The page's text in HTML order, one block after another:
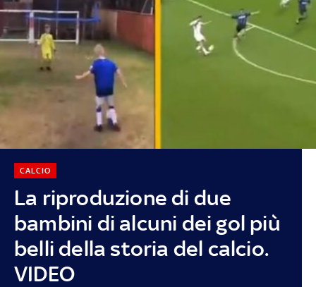
La riproduzione di due
bambini di alcuni dei gol più
belli della storia del calcio.
VIDEO
CALCIO